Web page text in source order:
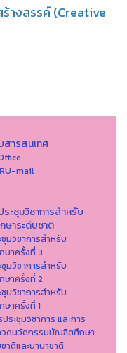
างสรรค์ (Creative
สารสนเทศ
mail
ระชุมวิชาการสำหรับ
ษาระดับชาติ
ชุมวิชาการสำหรับ
ษาครั้งที่ 3
ชุมวิชาการสำหรับ
ษาครั้งที่ 2
ชุมวิชาการสำหรับ
ษาครั้งที่ 1
ประชุมวิชาการ และการ
วดนวัตกรรมบัณฑิตศึกษา
าติและนานาชาติ